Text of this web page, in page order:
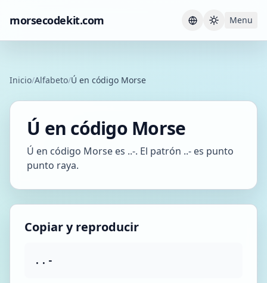
morsecodekit.com Current
Menu
Inicio/Alfabeto/Ú en código Morse
Ú en código Morse
Ú en código Morse es ..-. El patrón ..- es punto
punto raya.
Copiar y reproducir
..-